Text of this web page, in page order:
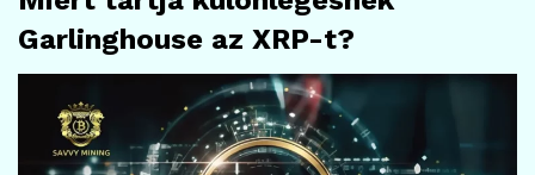
Garlinghouse az XRP-t?